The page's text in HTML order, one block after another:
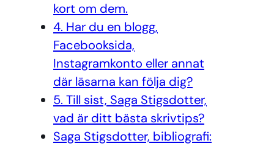
kort om dem.
4. Har du en blogg,
Facebooksida,
Instagramkonto eller annat
där läsarna kan följa dig?
5. Till sist, Saga Stigsdotter,
vad är ditt bästa skrivtips?
Saga Stigsdotter, bibliografi: